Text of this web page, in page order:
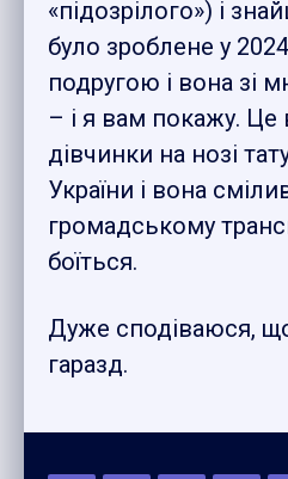
«підозрілого») і
було зроблене у
подругою і вона зі
– і я вам покажу. Це
дівчинки на нозі
України і вона
громадському
боїться.
Дуже сподіваюся,
гаразд.